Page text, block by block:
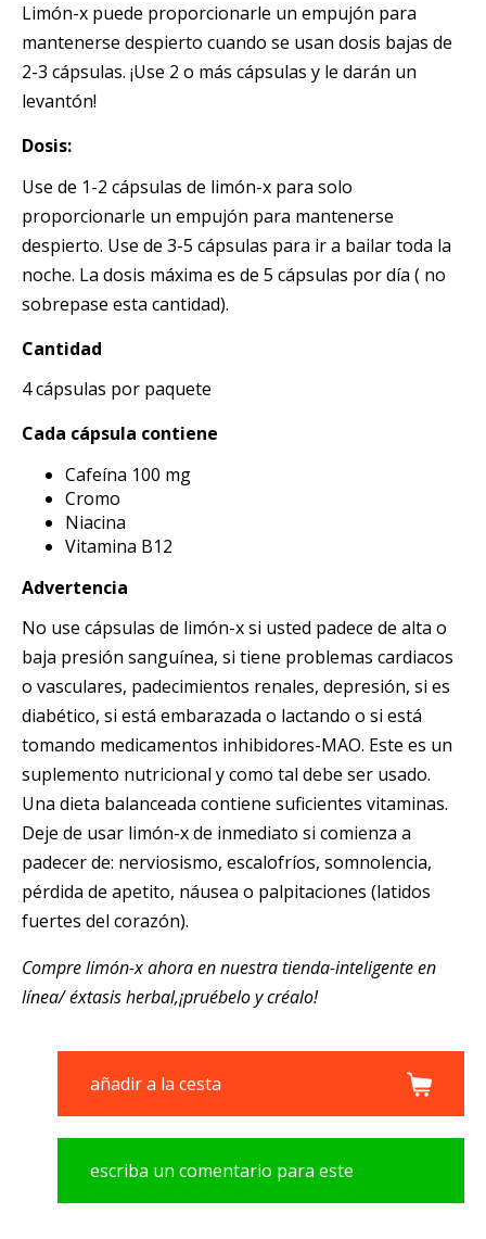
Limón-x puede proporcionarle un empujón para
mantenerse despierto cuando se usan dosis bajas de
2-3 cápsulas. ¡Use 2 o más cápsulas y le darán un
levantón!
Dosis:
Use de 1-2 cápsulas de limón-x para solo
proporcionarle un empujón para mantenerse
despierto. Use de 3-5 cápsulas para ir a bailar toda la
noche. La dosis máxima es de 5 cápsulas por día ( no
sobrepase esta cantidad).
Cantidad
4 cápsulas por paquete
Cada cápsula contiene
Cafeína 100 mg
Cromo
Niacina
Vitamina B12
Advertencia
No use cápsulas de limón-x si usted padece de alta o
baja presión sanguínea, si tiene problemas cardiacos
o vasculares, padecimientos renales, depresión, si es
diabético, si está embarazada o lactando o si está
tomando medicamentos inhibidores-MAO. Este es un
suplemento nutricional y como tal debe ser usado.
Una dieta balanceada contiene suficientes vitaminas.
Deje de usar limón-x de inmediato si comienza a
padecer de: nerviosismo, escalofríos, somnolencia,
pérdida de apetito, náusea o palpitaciones (latidos
fuertes del corazón).
Compre limón-x ahora en nuestra tienda-inteligente en
línea/ éxtasis herbal,¡pruébelo y créalo!
añadir a la cesta
escriba un comentario para este